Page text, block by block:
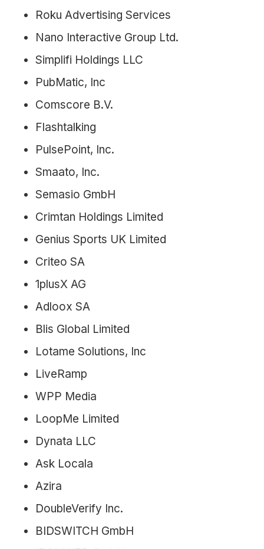
Roku Advertising Services
Nano Interactive Group Ltd.
Simplifi Holdings LLC
PubMatic, Inc
Comscore B.V.
Flashtalking
PulsePoint, Inc.
Smaato, Inc.
Semasio GmbH
Crimtan Holdings Limited
Genius Sports UK Limited
Criteo SA
1plusX AG
Adloox SA
Blis Global Limited
Lotame Solutions, Inc
LiveRamp
WPP Media
LoopMe Limited
Dynata LLC
Ask Locala
Azira
DoubleVerify Inc.​
BIDSWITCH GmbH